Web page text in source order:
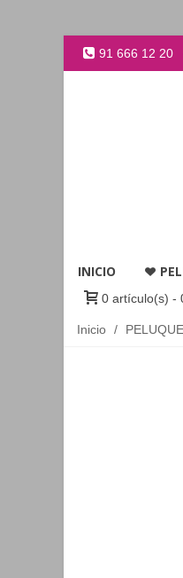
91 666 12 20
INICIO
0 artículo(s) -
Inicio /